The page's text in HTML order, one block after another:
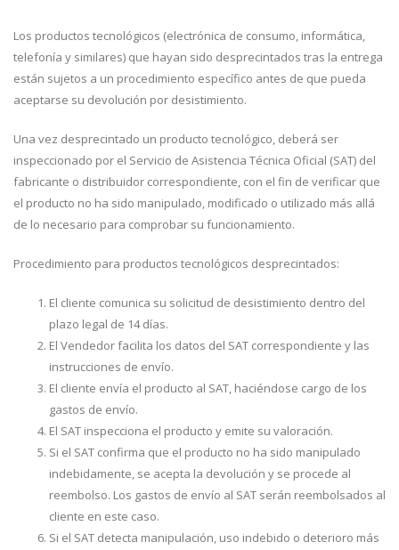
Los productos tecnológicos (electrónica de consumo, informática,
telefonía y similares) que hayan sido desprecintados tras la entrega
están sujetos a un procedimiento específico antes de que pueda
aceptarse su devolución por desistimiento.
Una vez desprecintado un producto tecnológico, deberá ser
inspeccionado por el Servicio de Asistencia Técnica Oficial (SAT) del
fabricante o distribuidor correspondiente, con el fin de verificar que
el producto no ha sido manipulado, modificado o utilizado más allá
de lo necesario para comprobar su funcionamiento.
Procedimiento para productos tecnológicos desprecintados:
El cliente comunica su solicitud de desistimiento dentro del
plazo legal de 14 días.
El Vendedor facilita los datos del SAT correspondiente y las
instrucciones de envío.
El cliente envía el producto al SAT, haciéndose cargo de los
gastos de envío.
El SAT inspecciona el producto y emite su valoración.
Si el SAT confirma que el producto no ha sido manipulado
indebidamente, se acepta la devolución y se procede al
reembolso. Los gastos de envío al SAT serán reembolsados al
cliente en este caso.
Si el SAT detecta manipulación, uso indebido o deterioro más